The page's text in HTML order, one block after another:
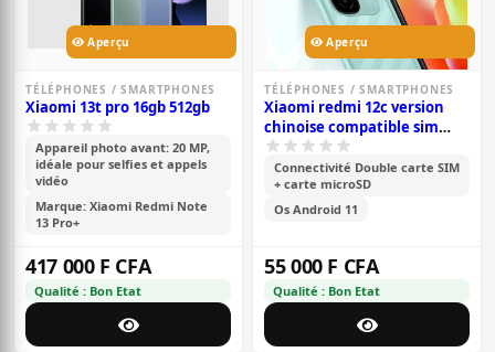
Aperçu
TÉLÉPHONES / SMARTPHONES
Xiaomi 13t pro 16gb 512gb
Appareil photo avant: 20 MP,
idéale pour selfies et appels
vidéo
Marque: Xiaomi Redmi Note
13 Pro+
417 000 F CFA
Qualité : Bon Etat
Aperçu
TÉLÉPHONES / SMARTPHONES
Xiaomi redmi 12c version
chinoise compatible sim
cdma camtel - pouce- 6.71\' -
64go /4go ram - 2sim -
caméra- 50mp+0.8mp/5mp -
batterie-5000 mah - 6 mois
Connectivité Double carte SIM
+ carte microSD
Os Android 11
55 000 F CFA
Qualité : Bon Etat